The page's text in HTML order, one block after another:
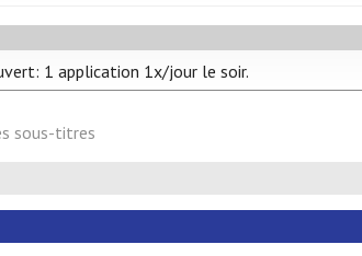
1 application 1x/jour le soir.
sous-titres